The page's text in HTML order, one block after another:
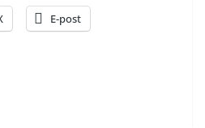
E-post